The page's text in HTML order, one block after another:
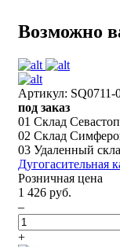
Возможно
Артикул: SQ0711-
под заказ
01 Склад
02 Склад
03 Удаленный
Дугогасительная
Розничная цена
1 426 руб.
–
+